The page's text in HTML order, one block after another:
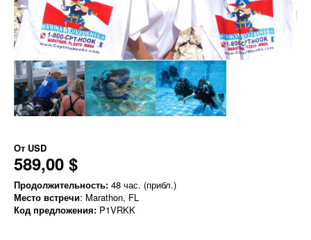
От USD
589,00 $
Продолжительность: 48 час. (прибл.)
Место встречи: Marathon, FL
Код предложения: P1VRKK